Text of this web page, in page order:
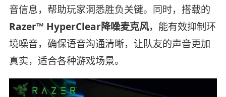
音信息，帮助玩家洞悉胜负关键。同时，搭载的
Razer™ HyperClear降噪麦克风，能有效抑制环
境噪音，确保语音沟通清晰，让队友的声音更加
真实，适合各种游戏场景。